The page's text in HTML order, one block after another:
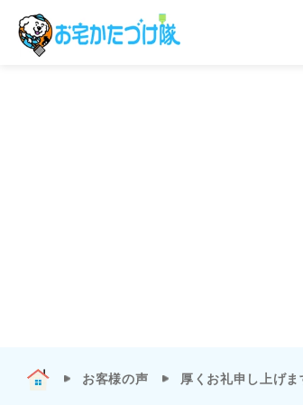
お客様の声 厚くお礼申し上げま